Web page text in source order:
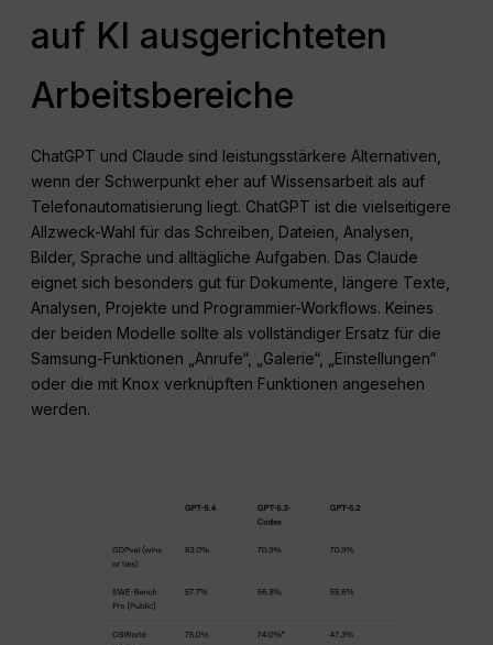
auf KI ausgerichteten
Arbeitsbereiche
ChatGPT und Claude sind leistungsstärkere Alternativen,
wenn der Schwerpunkt eher auf Wissensarbeit als auf
Telefonautomatisierung liegt. ChatGPT ist die vielseitigere
Allzweck-Wahl für das Schreiben, Dateien, Analysen,
Bilder, Sprache und alltägliche Aufgaben. Das Claude
eignet sich besonders gut für Dokumente, längere Texte,
Analysen, Projekte und Programmier-Workflows. Keines
der beiden Modelle sollte als vollständiger Ersatz für die
Samsung-Funktionen „Anrufe“, „Galerie“, „Einstellungen“
oder die mit Knox verknüpften Funktionen angesehen
werden.